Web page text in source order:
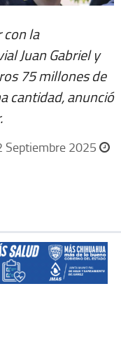
con la
Juan Gabriel y
75 millones de
cantidad, anunció
2025